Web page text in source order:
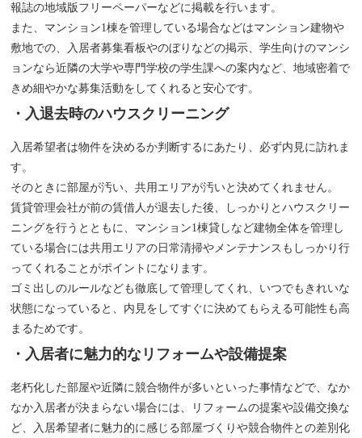
報誌の地域版フリーペーパーなどに掲載を行います。
また、マンション1棟を管理している場合などはマンション建物や
敷地での、入居者募集看板やのぼりなどの掲示、学生向けのマンシ
ョンなら近隣の大学や専門学校の学生課への案内など、地域密着で
きめ細やかな募集活動をしてくれると安心です。
・入退去時のハウスクリーニング
入居希望者は物件を決めるか判断するにあたり、必ず内見に訪れま
す。
そのときに部屋が汚い、共用エリアが汚いと決めてくれません。
賃貸管理会社が前の賃借人が退去した後、しっかりとハウスクリー
ニングを行うとともに、マンション1棟貸しなど建物全体を管理し
ている場合には共用エリアの日常清掃やメンテナンスもしっかり行
ってくれることがポイントになります。
ゴミ出しのルールなども徹底して管理してくれ、いつでもきれいな
状態になっていると、内見をしてすぐに決めてもらえる可能性も高
まるためです。
・入居者に魅力的なリフォームや設備提案
老朽化した部屋や近隣に競合物件が多いといった事情などで、なか
なか入居者が決まらない場合には、リフォームの提案や設備交換な
ど、入居希望者に魅力的に感じる部屋づくりや競合物件との差別化